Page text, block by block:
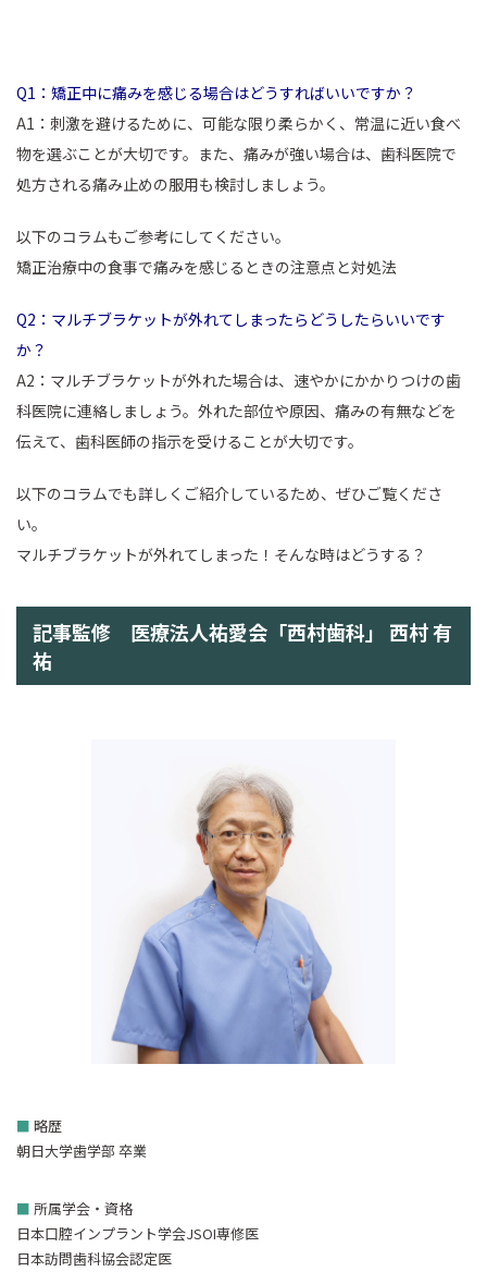
Q1：矯正中に痛みを感じる場合はどうすればいいですか？
A1：刺激を避けるために、可能な限り柔らかく、常温に近い食べ
物を選ぶことが大切です。また、痛みが強い場合は、歯科医院で
処方される痛み止めの服用も検討しましょう。
以下のコラムもご参考にしてください。
矯正治療中の食事で痛みを感じるときの注意点と対処法
Q2：マルチブラケットが外れてしまったらどうしたらいいです
か？
A2：マルチブラケットが外れた場合は、速やかにかかりつけの歯
科医院に連絡しましょう。外れた部位や原因、痛みの有無などを
伝えて、歯科医師の指示を受けることが大切です。
以下のコラムでも詳しくご紹介しているため、ぜひご覧くださ
い。
マルチブラケットが外れてしまった！そんな時はどうする？
記事監修 医療法人祐愛会「西村歯科」 西村 有
祐
■ 略歴
朝日大学歯学部 卒業
■ 所属学会・資格
日本口腔インプラント学会JSOI専修医
日本訪問歯科協会認定医